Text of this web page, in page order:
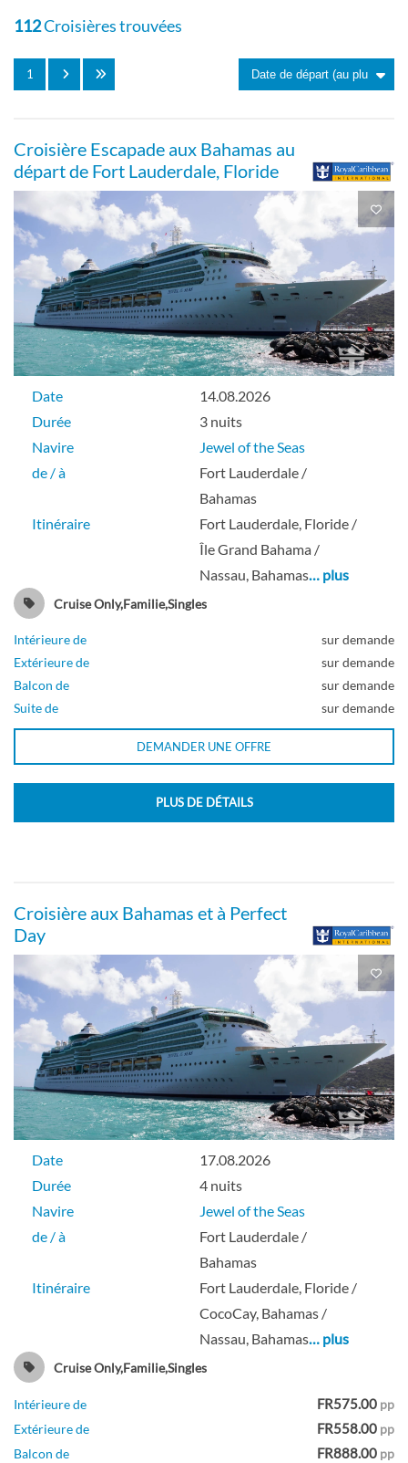
Extérieure
Pont 02
Intérieure
Cabine à balcon spécieux avec vue sur
mer-[2B]
Pont 09
Cabine à balcon avec vue sur mer-[2D]
Cabine avec vue sur mer-[2N]
Extérieure
Intérieur-[2V]
Pont 02
Intérieure
Studio intérieur-[2W]
Pont 04
Intérieure
Pont 09
Balcon
112Croisières trouvées
1
Croisière Escapade aux Bahamas au
départ de Fort Lauderdale, Floride
Date
14.08.2026
Durée
3 nuits
Navire
Jewel of the Seas
de / à
Fort Lauderdale /
Bahamas
Itinéraire
Fort Lauderdale, Floride /
Île Grand Bahama /
Nassau, Bahamas… plus
Cruise Only,Familie,Singles
Intérieure de
sur demande
Extérieure de
sur demande
Balcon de
sur demande
Suite de
sur demande
DEMANDER UNE OFFRE
PLUS DE DÉTAILS
Croisière aux Bahamas et à Perfect
Day
Date
17.08.2026
Durée
4 nuits
Navire
Jewel of the Seas
de / à
Fort Lauderdale /
Bahamas
Itinéraire
Fort Lauderdale, Floride /
CocoCay, Bahamas /
Nassau, Bahamas… plus
Cruise Only,Familie,Singles
Intérieure de FR575.00 pp
Extérieure de
FR558.00 pp
Balcon de
FR888.00 pp